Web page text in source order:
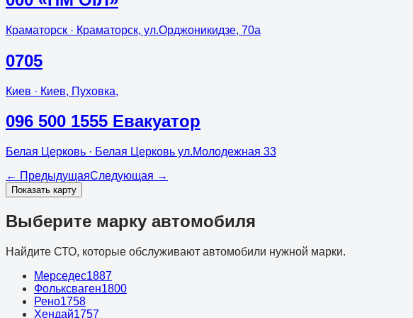
Краматорск · Краматорск, ул.Орджоникидзе, 70а
0705
Киев · Киев, Пуховка,
096 500 1555 Евакуатор
Белая Церковь · Белая Церковь ул.Молодежная 33
← ПредыдущаяСледующая →
Показать карту
Выберите марку автомобиля
Найдите СТО, которые обслуживают автомобили нужной марки.
Мерседес1887
Фольксваген1800
Рено1758
Хендай1757